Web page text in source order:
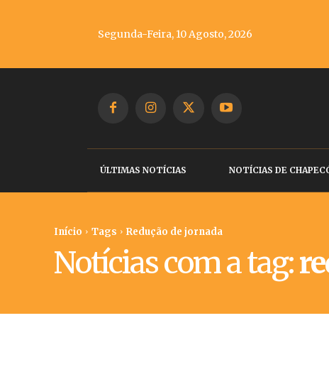
Segunda-Feira, 10 Agosto, 2026
ÚLTIMAS NOTÍCIAS NOTÍCIAS DE
Início Tags Redução de jornada
Notícias com a tag: